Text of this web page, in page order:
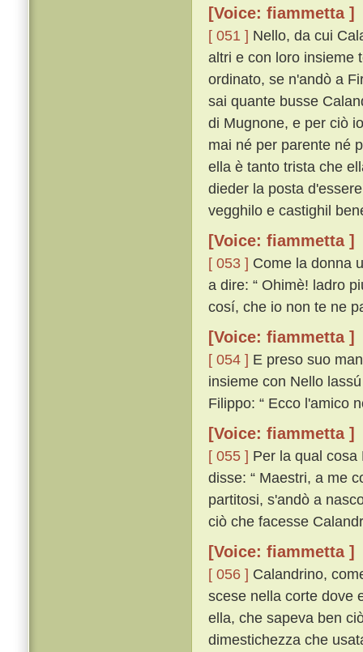
[Voice: fiammetta ]
[ 051 ] Nello, da cui
altri e con loro insieme
ordinato, se n'andò a
sai quante busse
di Mugnone, e per ciò
mai né per parente né
ella è tanto trista che
dieder la posta
vegghilo e castighil
[Voice: fiammetta ]
[ 053 ] Come la donna
a dire: “ Ohimè! ladro
cosí, che io non te ne
[Voice: fiammetta ]
[ 054 ] E preso suo
insieme con Nello
Filippo: “ Ecco l'amico
[Voice: fiammetta ]
[ 055 ] Per la qual
disse: “ Maestri, a me
partitosi, s'andò a
ciò che facesse
[Voice: fiammetta ]
[ 056 ] Calandrino,
scese nella corte dove
ella, che sapeva ben
dimestichezza che